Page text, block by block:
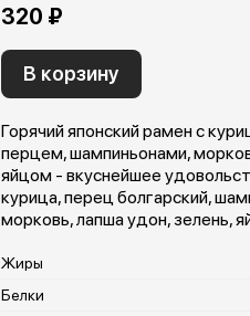
320 ₽
В корзину
Горячий японский рамен с
перцем, шампиньонами,
яйцом - вкуснейшее
курица, перец болгарский,
морковь, лапша удон, зелень,
Жиры
Белки